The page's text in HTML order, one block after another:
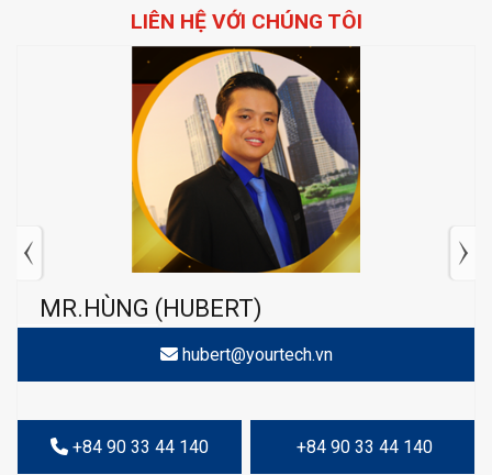
LIÊN HỆ VỚI CHÚNG TÔI
MR.HÙNG (HUBERT)
hubert@yourtech.vn
+84 90 33 44 140 +84 90 33 44 140